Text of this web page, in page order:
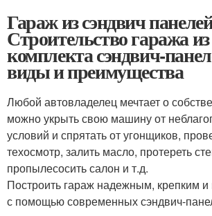
Гараж из сэндвич
Строительство гаража из
комплекта сэндвич-
виды и преимущества
Любой автовладелец мечтает о
можно укрыть свою машину от
условий и спрятать от угонщиков,
техосмотр, залить масло, протереть
пропылесосить салон и т.д.
Построить гараж надежным, крепким
с помощью современных сэндвич-